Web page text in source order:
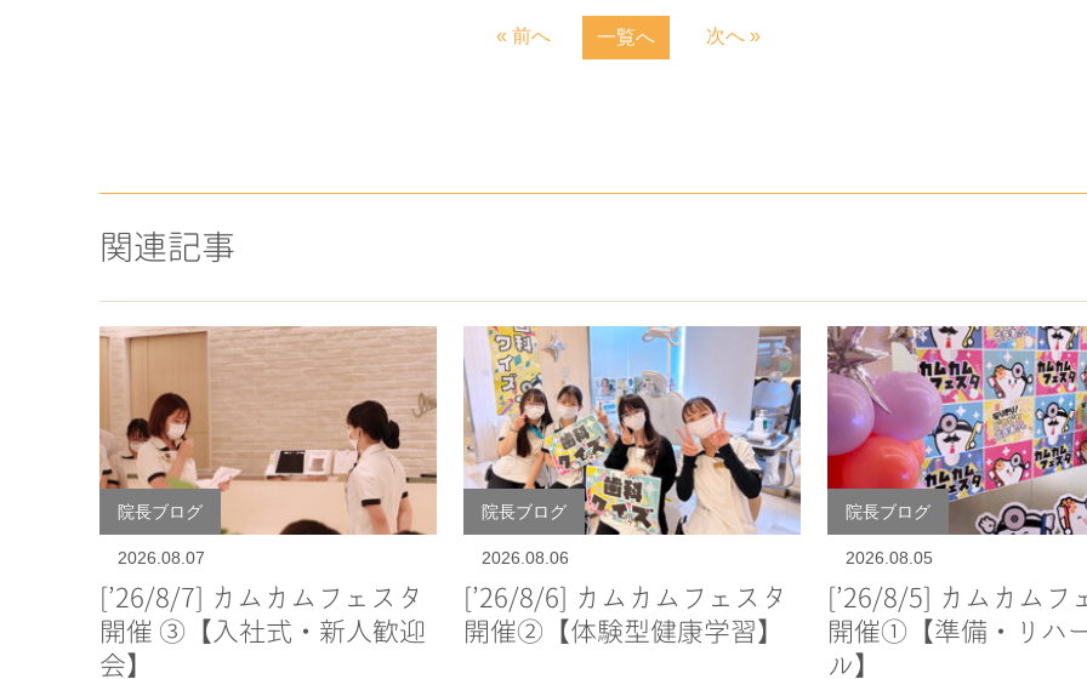
« 前へ 一覧へ 次へ »
関連記事
院長ブログ
2026.08.07
[’26/8/7] カムカムフェスタ
開催 ③【入社式・新人歓迎
会】
院長ブログ
2026.08.06
[’26/8/6] カムカムフェスタ
開催②【体験型健康学習】
院長ブログ
2026.08.05
[’26/8/5] カムカムフ
開催①【準備・リハ
ル】